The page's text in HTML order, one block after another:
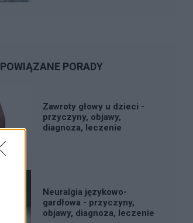
POWIĄZANE PORADY
Zawroty głowy u dzieci -
przyczyny, objawy,
diagnoza, leczenie
Neuralgia językowo-
gardłowa - przyczyny,
objawy, diagnoza, leczenie